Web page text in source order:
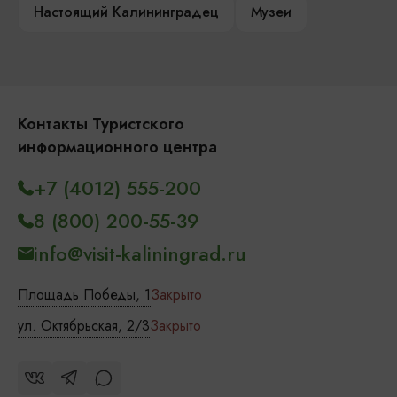
Настоящий Калининградец
Музеи
Контакты Туристского
информационного центра
Площадь Победы, 1Закрыто
ул. Октябрьская, 2/3Закрыто
+7 (4012) 555-200
8 (800) 200-55-39
info@visit-kaliningrad.ru